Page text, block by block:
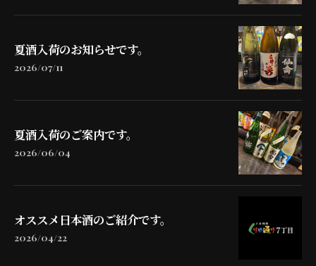
夏酒入荷のお知らせです。
2026/07/11
夏酒入荷のご案内です。
2026/06/04
オススメ日本酒のご紹介です。
2026/04/22